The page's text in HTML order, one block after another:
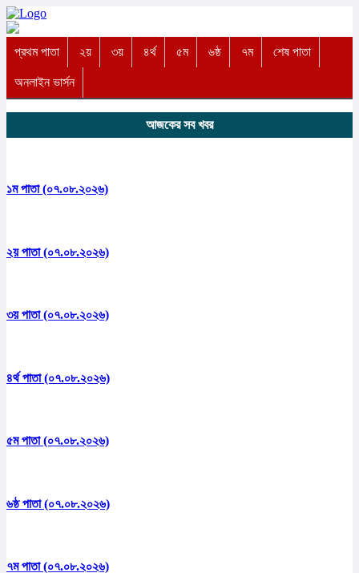
প্রথম পাতা ২য় ৩য় ৪র্থ ৫ম ৬ষ্ঠ ৭ম শেষ পাতা
অনলাইন ভার্সন
আজকের সব খবর
১ম পাতা (০৭.০৮.২০২৬)
২য় পাতা (০৭.০৮.২০২৬)
৩য় পাতা (০৭.০৮.২০২৬)
৪র্থ পাতা (০৭.০৮.২০২৬)
৫ম পাতা (০৭.০৮.২০২৬)
৬ষ্ঠ পাতা (০৭.০৮.২০২৬)
৭ম পাতা (০৭.০৮.২০২৬)